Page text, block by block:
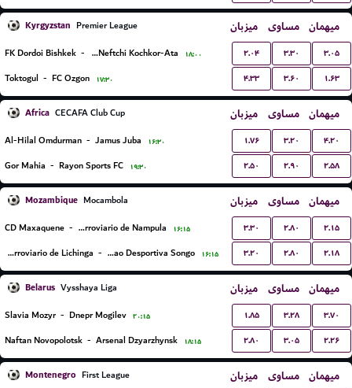
Kyrgyzstan Premier League میزبان مساوی میهمان
FK Dordoi Bishkek - FK Neftchi Kochkor-Ata ۱۸:۰۰ ۲.۰۴ ۳.۳۰ ۳.۰۵
Toktogul - FC Ozgon ۱۷:۳۰ ۴.۳۳ ۳.۶۰ ۱.۶۳
Africa CECAFA Club Cup میزبان مساوی میهمان
Al-Hilal Omdurman - Jamus Juba ۱۶:۳۰ ۱.۷۶ ۳.۲۰ ۴.۲۰
Gor Mahia - Rayon Sports FC ۱۹:۳۰ ۲.۵۰ ۲.۹۰ ۲.۵۸
Mozambique Mocambola میزبان مساوی میهمان
CD Maxaquene - Clube Ferroviario de Nampula ۱۶:۱۵ ۳.۳۰ ۲.۸۰ ۲.۱۵
Ferroviario de Lichinga - Uniao Desportiva Songo ۱۶:۱۵ ۳.۲۰ ۲.۸۰ ۲.۱۸
Belarus Vysshaya Liga میزبان مساوی میهمان
Slavia Mozyr - Dnepr Mogilev ۲۰:۱۵ ۱.۸۵ ۳.۲۸ ۳.۷۰
Naftan Novopolotsk - Arsenal Dzyarzhynsk ۱۸:۱۵ ۲.۸۰ ۳.۰۵ ۲.۲۶
Montenegro First League میزبان مساوی میهمان